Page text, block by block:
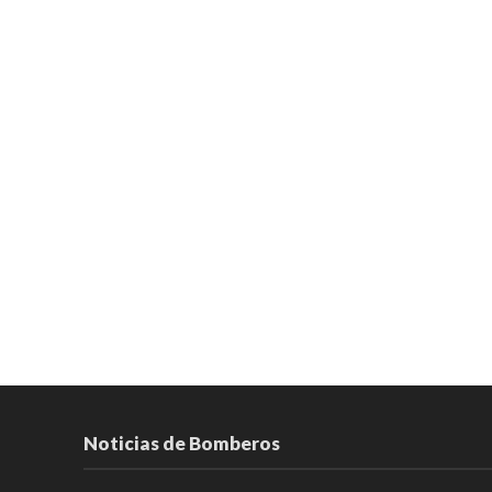
Noticias de Bomberos